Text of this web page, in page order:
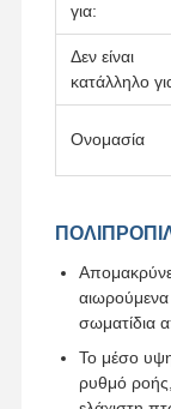
Σπίτι
για:
Δεν είναι
κατάλληλο
Ονομασία
αιωρούμενα
σωματίδια
Το μέσο
ρυθμό